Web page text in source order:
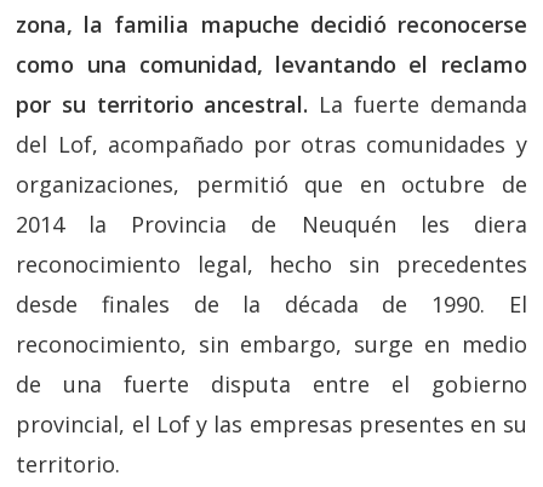
zona, la familia mapuche decidió reconocerse
como una comunidad, levantando el reclamo
por su territorio ancestral. La fuerte demanda
del Lof, acompañado por otras comunidades y
organizaciones, permitió que en octubre de
2014 la Provincia de Neuquén les diera
reconocimiento legal, hecho sin precedentes
desde finales de la década de 1990. El
reconocimiento, sin embargo, surge en medio
de una fuerte disputa entre el gobierno
provincial, el Lof y las empresas presentes en su
territorio.